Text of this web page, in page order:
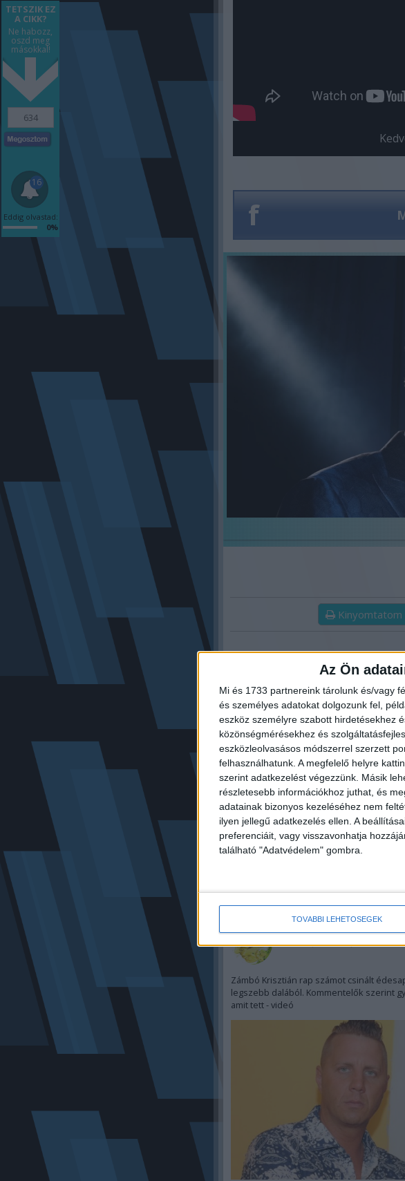
Az Ön
Mi és 1733 partnereink tárolunk és/vagy
és személyes adatokat dolgozunk fel,
eszköz személyre szabott hirdetésekhez
közönségmérésekhez és
eszközleolvasásos módszerrel szerzett
felhasználhatunk. A megfelelő helyre
szerint adatkezelést végezzünk. Másik
részletesebb információkhoz juthat, és
adatainak bizonyos kezeléséhez nem
ilyen jellegű adatkezelés ellen. A
preferenciáit, vagy visszavonhatja
található "Adatvédelem" gombra.
TOVÁBBI LEHETŐSÉGEK
TETSZIK EZ
A CIKK?
Ne habozz,
oszd meg
másokkal!
634
16
Eddig olvastad:
0%
f
Kinyomtatom
Annyira varázslatos magyar
zene ,amit még nem sokszor hallottál
Mindenegyben blog
2019. április 19. (péntek)
Zámbó Krisztián rap számot csinált
legszebb dalából. Kommentelők szerint
amit tett - videó